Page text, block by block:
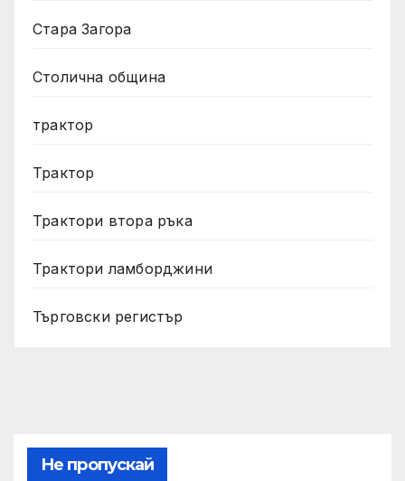
Стара Загора
Столична община
трактор
Трактор
Трактори втора ръка
Трактори ламборджини
Търговски регистър
Не пропускай